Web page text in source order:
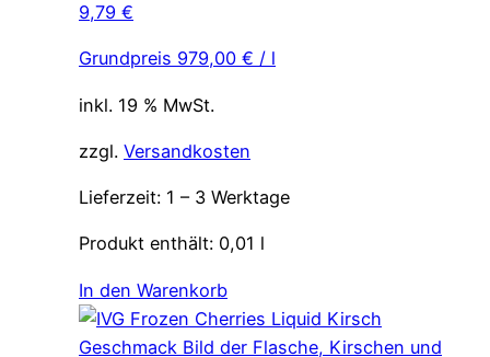
9,79 €
Grundpreis 979,00 € / l
inkl. 19 % MwSt.
zzgl. Versandkosten
Lieferzeit: 1 – 3 Werktage
Produkt enthält: 0,01 l
In den Warenkorb